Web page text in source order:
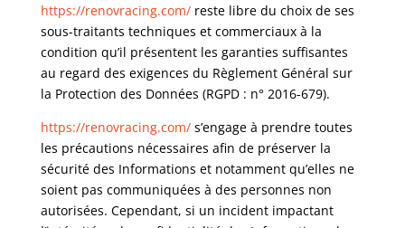
https://renovracing.com/reste libre du choix de ses
sous-traitants techniques et commerciaux à la
condition qu’il présentent les garanties suffisantes
au regard des exigences du Règlement Général sur
la Protection des Données (RGPD : n° 2016-679).
https://renovracing.com/s’engage à prendre toutes
les précautions nécessaires afin de préserver la
sécurité des Informations et notamment qu’elles ne
soient pas communiquées à des personnes non
autorisées. Cependant, si un incident impactant